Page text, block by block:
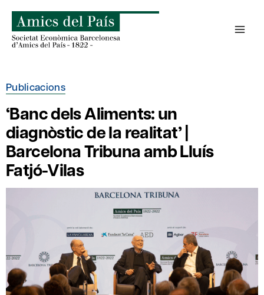
content
Publicacions
‘Banc dels Aliments: un
diagnòstic de la realitat’ |
Barcelona Tribuna amb Lluís
Fatjó-Vilas